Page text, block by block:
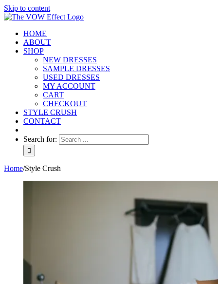
Skip to content
HOME
ABOUT
SHOP
NEW DRESSES
SAMPLE DRESSES
USED DRESSES
MY ACCOUNT
CART
CHECKOUT
STYLE CRUSH
CONTACT
Search for:
Home/Style Crush